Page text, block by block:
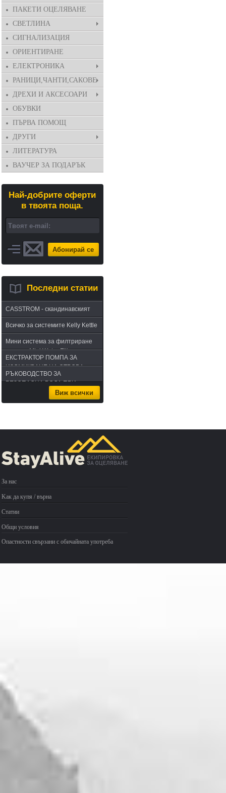
ПАКЕТИ ОЦЕЛЯВАНЕ
СВЕТЛИНА
СИГНАЛИЗАЦИЯ
ОРИЕНТИРАНЕ
ЕЛЕКТРОНИКА
РАНИЦИ,ЧАНТИ,САКОВЕ
ДРЕХИ И АКСЕСОАРИ
ОБУВКИ
ПЪРВА ПОМОЩ
ДРУГИ
ЛИТЕРАТУРА
ВАУЧЕР ЗА ПОДАРЪК
Най-добрите оферти
в твоята поща.
Абонирай се
Последни статии
CASSTROM - скандинавският
път в оцеляването или
бушкрафт по лапландски
Всичко за системите Kelly Kettle
Мини система за филтриране
на вода Mini Water Filter
ЕКСТРАКТОР ПОМПА ЗА
ИЗСМУКВАНЕ НА ОТРОВА -
комплект за извличане на
РЪКОВОДСТВО ЗА
БЕЗОПАСНА ВОДА ПРИ
Виж всички
За нас
Kак да купя / върна
Статии
Общи условия
Опастности свързани с обичайната употреба